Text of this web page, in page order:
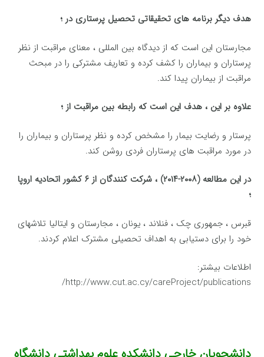
هدف دیگر برنامه های تحقیقاتی تحصیل پرستاری در ؛
مجارستان این است که از دیدگاه بین المللی ، معنای مراقبت از نظر
پرستاران و بیماران را کشف کرده و تعاریف مشترکی را در مبحث
مراقبت از بیماران پیدا کند.
علاوه بر این ، هدف این است که رابطه بین مراقبت از ؛
پرستار و رضایت بیمار را مشخص کرده و نظر پرستاران و بیماران را
در مورد مراقبت های پرستاران فردی روشن کند.
در این مطالعه (۲۰۰۸-۲۰۱۴) ، شرکت کنندگان از ۶ کشور اتحادیه اروپا
؛
قبرس ، جمهوری چک ، فنلاند ، یونان ، مجارستان و ایتالیا تلاشهای
خود را برای دستیابی به اهداف تحصیلی مشترک اعلام کردند.
اطلاعات بیشتر:
http://www.cut.ac.cy/careProject/publications/